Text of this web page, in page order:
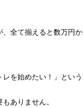
全て揃えると数万円
を始めたい！」とい
ありません。